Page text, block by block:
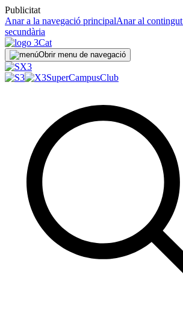
Publicitat
Anar a la navegació principalAnar al contingut
secundària
Obrir menu de navegació
SuperCampusClub